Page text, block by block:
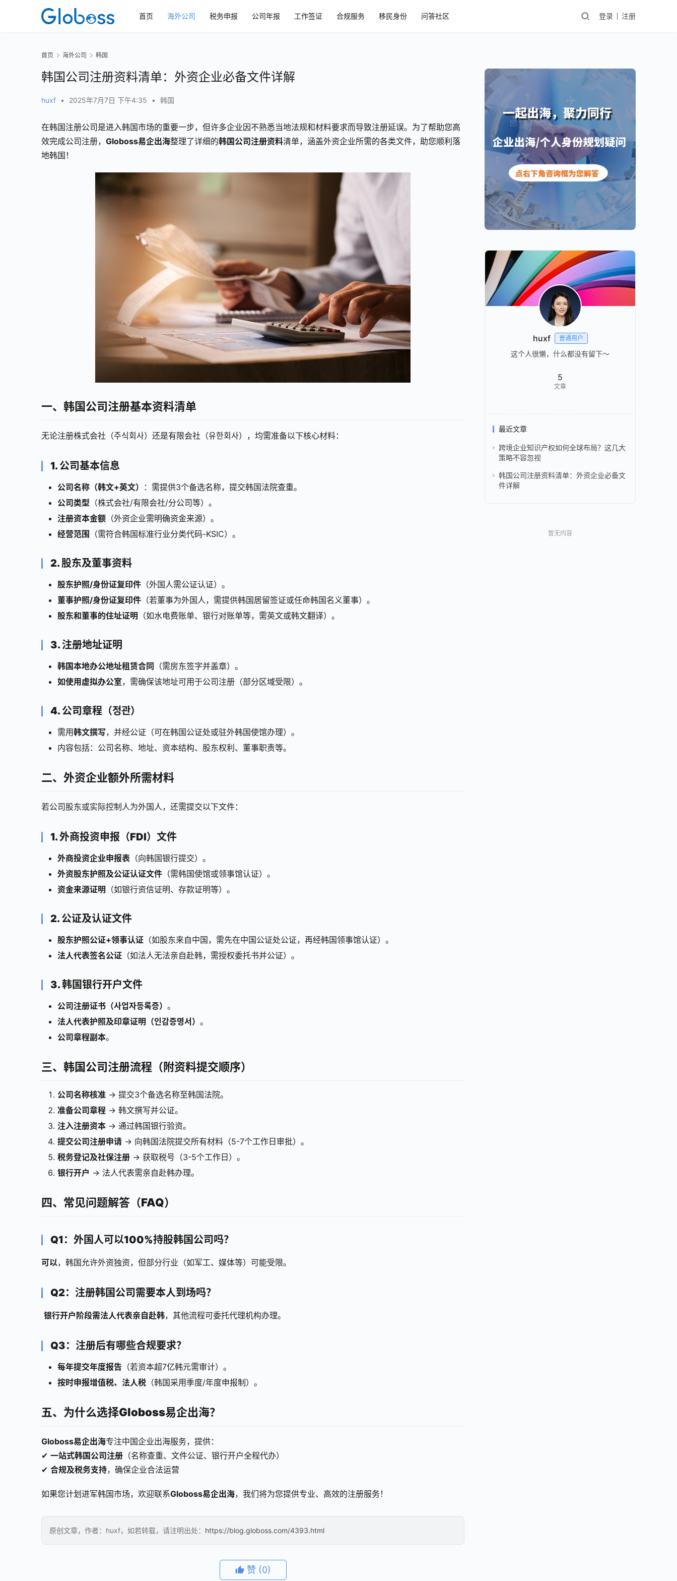
首页 海外公司 税务申报 公司年报 工作签证 合规服务 移民身份 问答社区 登录 注册
首页 海外公司 韩国
韩国公司注册资料清单：外资企业必备文件详解
huxf • 2025年7月7日 下午4:35 • 韩国
在韩国注册公司是进入韩国市场的重要一步，但许多企业因不熟悉当地法规和材料要求而导致注册延误。为了帮助您高
效完成公司注册， Globoss易企出海整理了详细的韩国公司注册资料清单，涵盖外资企业所需的各类文件，助您顺利落
地韩国！
一、韩国公司注册基本资料清单
无论注册株式会社（주식회사）还是有限会社（유한회사），均需准备以下核心材料：
1. 公司基本信息
公司名称（韩文+英文）
：需提供3个备选名称，提交韩国法院查重。
公司类型 （株式会社/有限会社/分公司等）。
注册资本金额 （外资企业需明确资金来源）。
经营范围
（需符合韩国标准行业分类代码-KSIC）。
2. 股东及董事资料
股东护照/身份证复印件 （外国人需公证认证）。
董事护照/身份证复印件 （若董事为外国人，需提供韩国居留签证或任命韩国名义董事）。
股东和董事的住址证明 （如水电费账单、银行对账单等，需英文或韩文翻译）。
3. 注册地址证明
韩国本地办公地址租赁合同
（需房东签字并盖章）。
如使用虚拟办公室，需确保该地址可用于公司注册（部分区域受限）。
4. 公司章程（정관）
需用韩文撰写，并经公证（可在韩国公证处或驻外韩国使馆办理）。
内容包括：公司名称、地址、资本结构、股东权利、董事职责等。
二、外资企业额外所需材料
若公司股东或实际控制人为外国人，还需提交以下文件：
1. 外商投资申报（FDI）文件
外商投资企业申报表 （向韩国银行提交）。
外资股东护照及公证认证文件 （需韩国使馆或领事馆认证）。
资金来源证明 （如银行资信证明、存款证明等）。
2. 公证及认证文件
股东护照公证+领事认证 （如股东来自中国，需先在中国公证处公证，再经韩国领事馆认证）。
法人代表签名公证 （如法人无法亲自赴韩，需授权委托书并公证）。
3. 韩国银行开户文件
公司注册证书（사업자등록증） 。
法人代表护照及印章证明（인감증명서） 。
公司章程副本。
三、韩国公司注册流程（附资料提交顺序）
公司名称核准 → 提交3个备选名称至韩国法院。
准备公司章程 → 韩文撰写并公证。
注入注册资本 → 通过韩国银行验资。
提交公司注册申请 → 向韩国法院提交所有材料（5-7个工作日审批）。
税务登记及社保注册 → 获取税号（3-5个工作日）。
银行开户 → 法人代表需亲自赴韩办理。
四、常见问题解答（FAQ）
Q1：外国人可以100%持股韩国公司吗？
可以，韩国允许外资独资，但部分行业（如军工、媒体等）可能受限。
Q2：注册韩国公司需要本人到场吗？
银行开户阶段需法人代表亲自赴韩，其他流程可委托代理机构办理。
Q3：注册后有哪些合规要求？
每年提交年度报告 （若资本超7亿韩元需审计）。
按时申报增值税、法人税 （韩国采用季度/年度申报制）。
五、为什么选择Globoss易企出海？
Globoss易企出海专注中国企业出海服务，提供：
✔ 一站式韩国公司注册 （名称查重、文件公证、银行开户全程代办）
✔ 合规及税务支持，确保企业合法运营
如果您计划进军韩国市场，欢迎联系Globoss易企出海，我们将为您提供专业、高效的注册服务！
原创文章，作者：huxf，如若转载，请注明出处： https://blog.globoss.com/4393.html
赞 (0)
huxf 普通用户
这个人很懒，什么都没有留下～
5
文章
最近文章
跨境企业知识产权如何全球布局？这几大
策略不容忽视
韩国公司注册资料清单：外资企业必备文
件详解
暂无内容